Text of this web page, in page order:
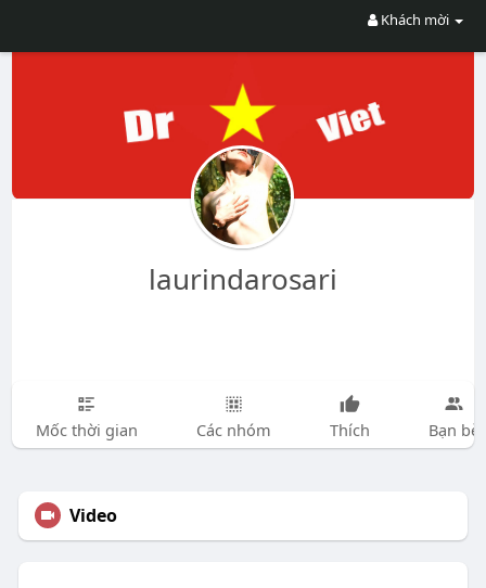
Khách mời
laurindarosari
Mốc thời gian Các nhóm Thích Bạn bè
Video